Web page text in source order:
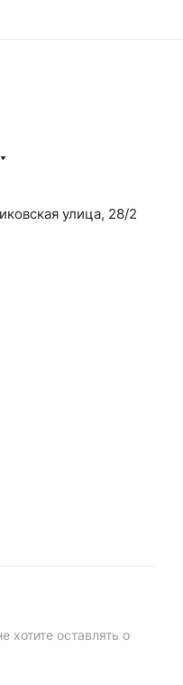
улица, 28/2
оставлять о